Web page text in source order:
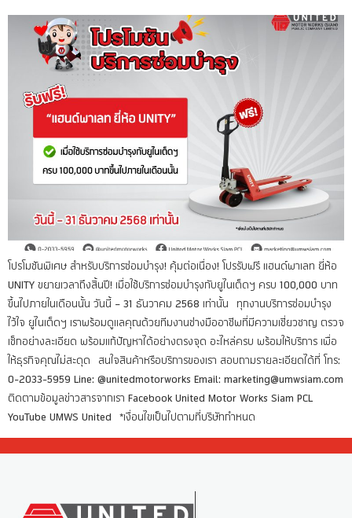
โปรโมชันพิเศษ สำหรับบริการซ่อมบำรุง! คุ้มต่อเนื่อง! โปรรับฟรี แฮนด์พาเลท ยี่ห้อ
UNITY ขยายเวลาถึงสิ้นปี! เมื่อใช้บริการซ่อมบำรุงกับยูไนเต็ดฯ ครบ 100,000 บาท
ขึ้นไปภายในเดือนนั้น วันนี้ – 31 ธันวาคม 2568 เท่านั้น ทุกงานบริการซ่อมบำรุง
ไว้ใจ ยูไนเต็ดฯ เราพร้อมดูแลคุณด้วยทีมงานช่างมืออาชีพที่มีความเชี่ยวชาญ ตรวจ
เช็กอย่างละเอียด พร้อมแก้ปัญหาได้อย่างตรงจุด อะไหล่ครบ พร้อมให้บริการ เพื่อ
ให้ธุรกิจคุณไม่สะดุด สนใจสินค้าหรือบริการของเรา สอบถามรายละเอียดได้ที่ โทร:
0-2033-5959 Line: @unitedmotorworks Email: marketing@umwsiam.com
ติดตามข้อมูลข่าวสารจากเรา Facebook United Motor Works Siam PCL
YouTube UMWS United *เงื่อนไขเป็นไปตามที่บริษัทกำหนด